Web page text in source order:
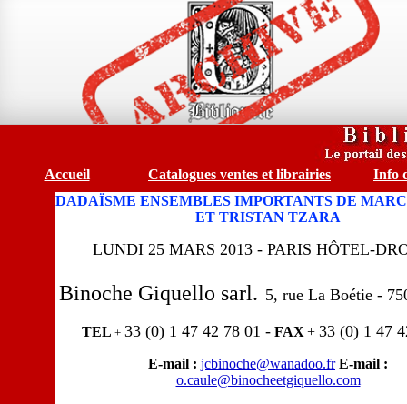
Accueil Catalogues ventes et librairies
Info
DADAÏSME ENSEMBLES IMPORTANTS DE
ET TRISTAN TZARA
LUNDI 25 MARS 2013 - PARIS HÔTEL-
Binoche Giquello sarl. 5, rue La Boétie -
TEL + 33 (0) 1 47 42 78 01 - FAX + 33 (0) 1 47
E-mail : jcbinoche@wanadoo.fr E-mail :
o.caule@binocheetgiquello.com